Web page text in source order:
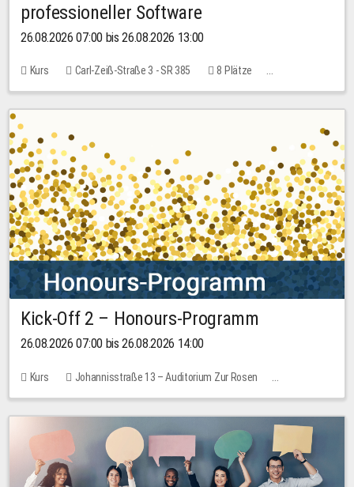
professioneller Software
26.08.2026 07:00 bis 26.08.2026 13:00
Kurs Carl-Zeiß-Straße 3 - SR 385
8 Plätze
20,00 EUR
Kick-Off 2 – Honours-Programm
26.08.2026 07:00 bis 26.08.2026 14:00
Kurs
Johannisstraße 13 – Auditorium Zur Rosen
Keine freien Plätze